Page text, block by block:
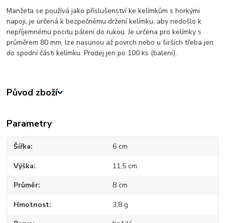
Manžeta se používá jako příslušenství ke kelímkům s horkými
napoji, je určená k bezpečnému držení kelímku, aby nedošlo k
nepříjemnému pocitu pálení do rukou. Je určena pro kelímky s
průměrem 80 mm, lze nasunou až povrch nebo u širších třeba jen
do spodní části kelímku. Prodej jen po 100 ks (balení).
Původ zboží
Parametry
Šířka 6 cm
Výška 11,5 cm
Průměr 8 cm
Hmotnost 3,8 g